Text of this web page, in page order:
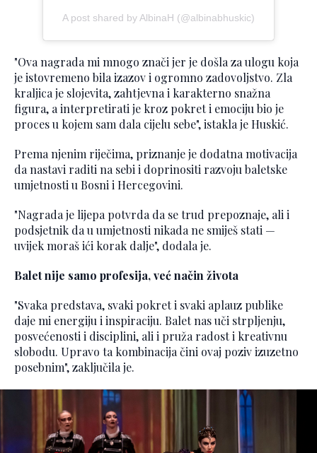
A post shared by AlbinaH (@albinabhuskic)
"Ova nagrada mi mnogo znači jer je došla za ulogu koja
je istovremeno bila izazov i ogromno zadovoljstvo. Zla
kraljica je slojevita, zahtjevna i karakterno snažna
figura, a interpretirati je kroz pokret i emociju bio je
proces u kojem sam dala cijelu sebe", istakla je Huskić.
Prema njenim riječima, priznanje je dodatna motivacija
da nastavi raditi na sebi i doprinositi razvoju baletske
umjetnosti u Bosni i Hercegovini.
"Nagrada je lijepa potvrda da se trud prepoznaje, ali i
podsjetnik da u umjetnosti nikada ne smiješ stati —
uvijek moraš ići korak dalje", dodala je.
Balet nije samo profesija, već način života
"Svaka predstava, svaki pokret i svaki aplauz publike
daje mi energiju i inspiraciju. Balet nas uči strpljenju,
posvećenosti i disciplini, ali i pruža radost i kreativnu
slobodu. Upravo ta kombinacija čini ovaj poziv izuzetno
posebnim", zaključila je.